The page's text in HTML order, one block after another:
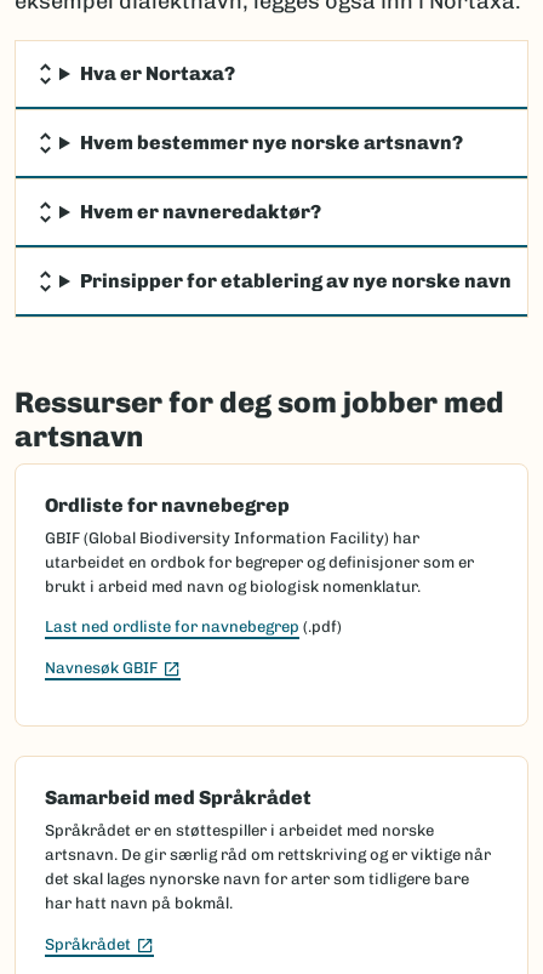
Hva er Nortaxa?
Hvem bestemmer nye norske artsnavn?
Hvem er navneredaktør?
Prinsipper for etablering av nye norske navn
Ressurser for deg som jobber med
artsnavn
Ordliste for navnebegrep
GBIF (Global Biodiversity Information Facility) har
utarbeidet en ordbok for begreper og definisjoner som er
brukt i arbeid med navn og biologisk nomenklatur.
Last ned ordliste for navnebegrep (.pdf)
Navnesøk GBIF (Ekstern lenke)
Samarbeid med Språkrådet
Språkrådet er en støttespiller i arbeidet med norske
artsnavn. De gir særlig råd om rettskriving og er viktige når
det skal lages nynorske navn for arter som tidligere bare
har hatt navn på bokmål.
Språkrådet (Ekstern lenke)